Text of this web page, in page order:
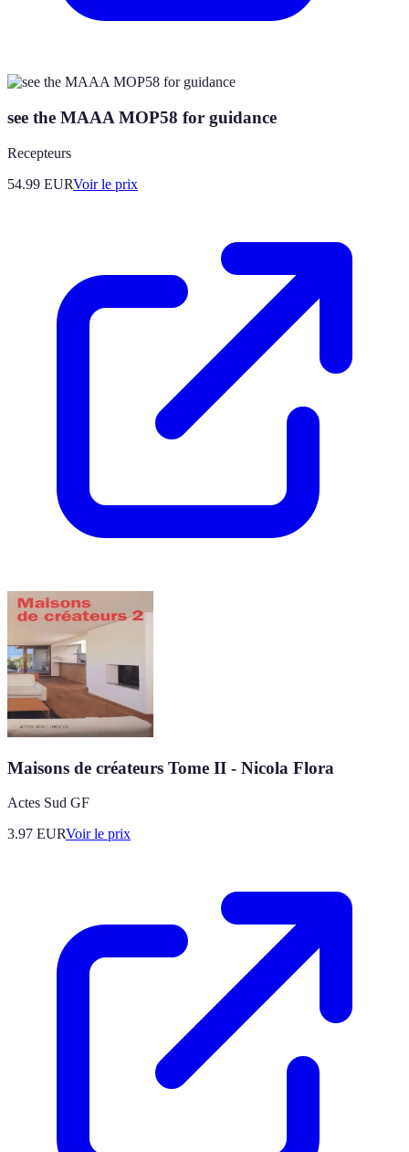
see the MAAA MOP58 for guidance
Recepteurs
54.99 EURVoir le prix
Maisons de créateurs Tome II - Nicola Flora
Actes Sud GF
3.97 EURVoir le prix